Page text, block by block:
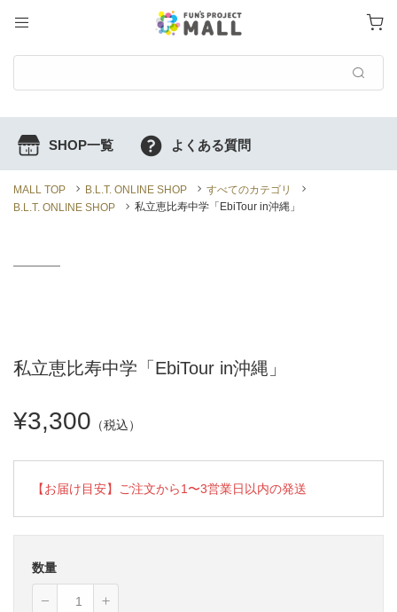
MALL TOP B.L.T. ONLINE SHOP
すべてのカテゴリ
B.L.T. ONLINE SHOP
私立恵比寿中学「EbiTour in沖縄」
私立恵比寿中学「EbiTour in沖縄」
¥3,300 （税込）
【お届け目安】ご注文から1〜3営業日以内の発送
数量